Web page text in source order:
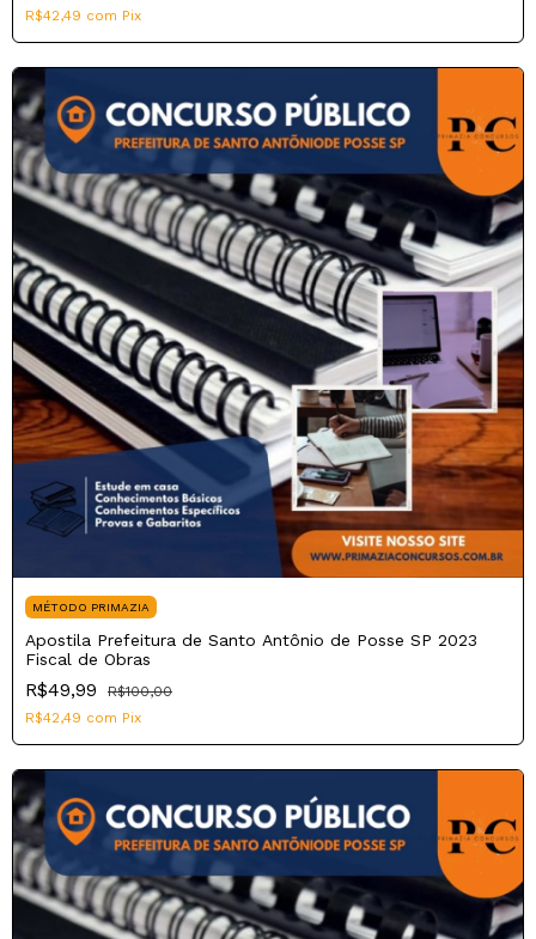
R$42,49 com Pix
MÉTODO PRIMAZIA
Apostila Prefeitura de Santo Antônio de Posse SP 2023
Fiscal de Obras
R$49,99
R$100,00
R$42,49 com Pix